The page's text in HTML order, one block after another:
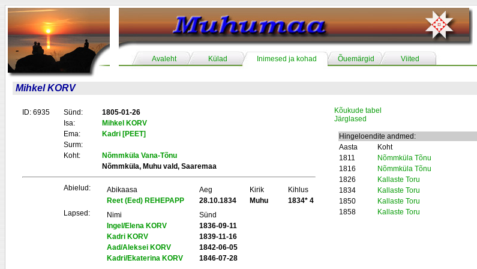
Avaleht Külad Inimesed ja kohad Õuemärgid Viited
Mihkel KORV
ID: 6935 Sünd:
1805-01-26
Isa:
Mihkel KORV
Ema:
Kadri [PEET]
Surm:
Koht:
Nõmmküla Vana-Tõnu
Nõmmküla, Muhu vald, Saaremaa
Abielud: Abikaasa Aeg Kirik
Kihlus
Reet (Eed) REHEPAPP
28.10.1834 Muhu
1834* 4
Lapsed:
Nimi
Sünd
Ingel/Elena KORV
1836-09-11
Kadri KORV
1839-11-16
Aad/Aleksei KORV
1842-06-05
Kadri/Ekaterina KORV
1846-07-28
Kõukude tabel
Järglased
Hingeloendite andmed:
Aasta
Koht
1811
Nõmmküla Tõnu
1816
Nõmmküla Tõnu
1826
Kallaste Toru
1834
Kallaste Toru
1850
Kallaste Toru
1858
Kallaste Toru